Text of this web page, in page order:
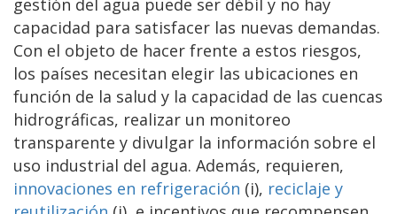
capacidad para satisfacer las nuevas demandas.
Con el objeto de hacer frente a estos riesgos,
los países necesitan elegir las ubicaciones en
función de la salud y la capacidad de las cuencas
hidrográficas, realizar un monitoreo
transparente y divulgar la información sobre el
uso industrial del agua. Además, requieren,
innovaciones en refrigeración (i), reciclaje y